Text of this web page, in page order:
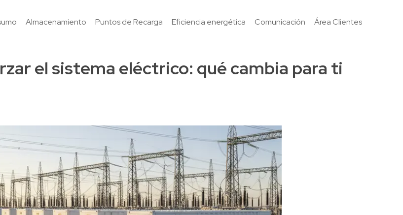
Almacenamiento Puntos de Recarga Eficiencia energética Comunicación Área Clientes
el sistema eléctrico: qué cambia para ti